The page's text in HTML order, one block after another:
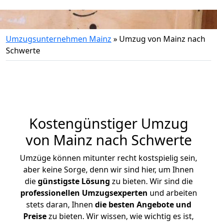
Umzugsunternehmen Mainz » Umzug von Mainz nach
Schwerte
Kostengünstiger Umzug
von Mainz nach Schwerte
Umzüge können mitunter recht kostspielig sein,
aber keine Sorge, denn wir sind hier, um Ihnen
diegünstigste Lösung zu bieten. Wir sind die
professionellen Umzugsexperten und arbeiten
stets daran, Ihnen die besten Angebote und
Preisezu bieten. Wir wissen, wie wichtig es ist,